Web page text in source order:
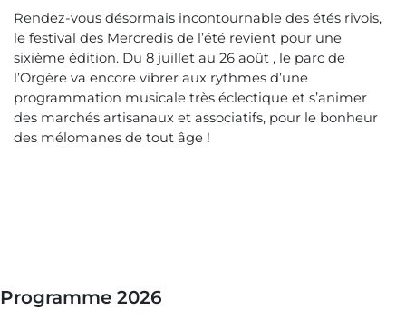
Rendez-vous désormais incontournable des étés rivois,
le festival des Mercredis de l’été revient pour une
sixième édition. Du 8 juillet au 26 août , le parc de
l’Orgère va encore vibrer aux rythmes d’une
programmation musicale très éclectique et s’animer
des marchés artisanaux et associatifs, pour le bonheur
des mélomanes de tout âge !
Programme 2026